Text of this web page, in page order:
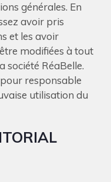
générales. En
avoir pris
et les avoir
modifiées à tout
société RéaBelle.
responsable
utilisation du